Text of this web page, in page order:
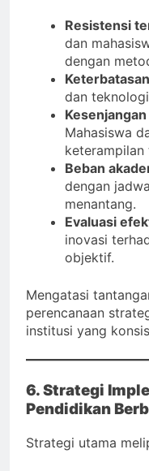
Resistensi
dan
dengan
dan
Mahasiswa
keterampilan
Beban
dengan
menantang.
Evaluasi
inovasi
objektif.
Mengatasi
perencanaan
institusi yang
6. Strategi
Pendidikan
Strategi utama